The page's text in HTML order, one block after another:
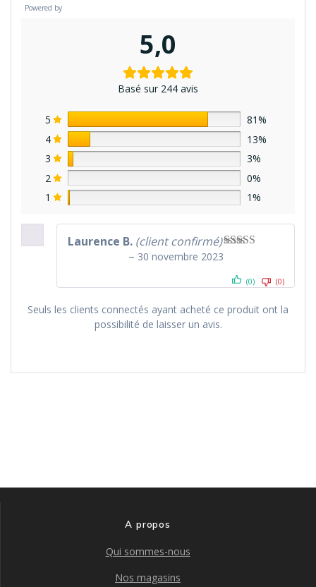
Powered by
5,0
Basé sur 244 avis
5
81%
4
13%
3
3%
2
0%
1
1%
Laurence B. (client confirmé)
– 30 novembre 2023
(0) (0)
Seuls les clients connectés ayant acheté ce produit ont la
possibilité de laisser un avis.
A propos
Qui sommes-nous
Nos magasins